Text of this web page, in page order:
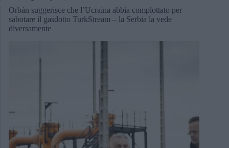
Orbán suggerisce che l’Ucraina abbia complottato per
sabotare il gasdotto TurkStream – la Serbia la vede
diversamente